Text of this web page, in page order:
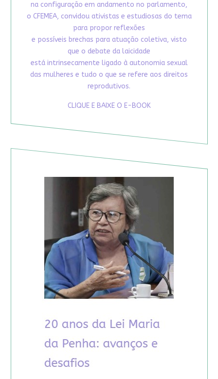
na configuração em andamento no parlamento,
o CFEMEA, convidou ativistas e estudiosas do tema
para propor reflexões
e possíveis brechas para atuação coletiva, visto
que o debate da laicidade
está intrinsecamente ligado à autonomia sexual
das mulheres e tudo o que se refere aos direitos
reprodutivos.
CLIQUE E BAIXE O E-BOOK